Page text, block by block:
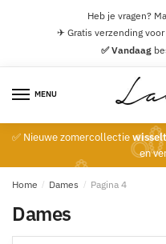
Heb je vragen?
✈ Gratis verzending
✅ Vandaag
MENU
✅ Nieuwe zomercollectie
en
Home / Dames / Pagina 4
Dames